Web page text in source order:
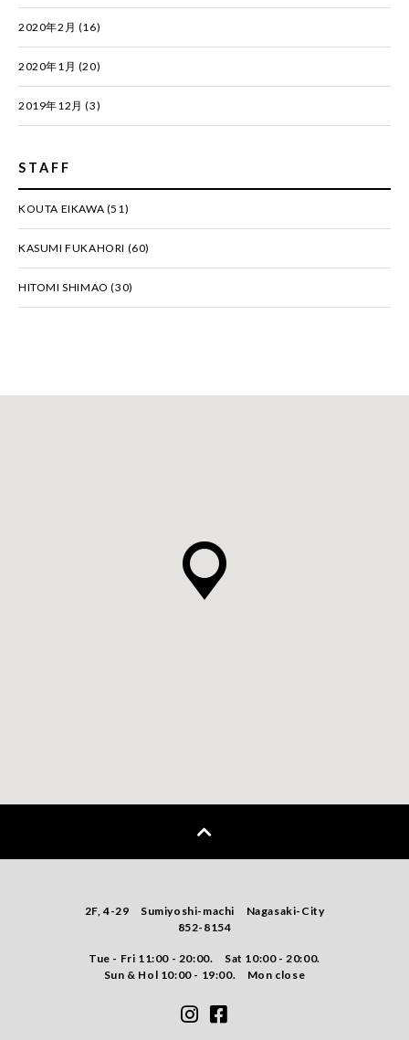
2020年2月 (16)
2020年1月 (20)
2019年12月 (3)
STAFF
KOUTA EIKAWA (51)
KASUMI FUKAHORI (60)
HITOMI SHIMAO (30)
2F, 4-29 Sumiyoshi-machi Nagasaki-City
852-8154
Tue - Fri 11:00 - 20:00. Sat 10:00 - 20:00.
Sun & Hol 10:00 - 19:00. Mon close